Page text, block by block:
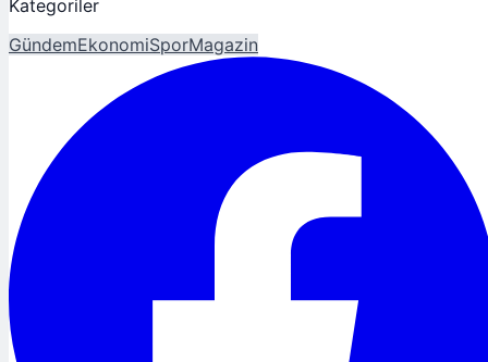
Kategoriler
GündemEkonomiSporMagazin